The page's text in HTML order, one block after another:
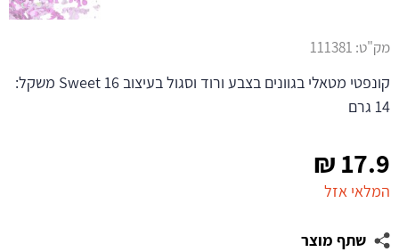
17.9
₪
המלאי אזל
שתף מוצר
מק"ט: 111381
קונפטי מטאלי בגוונים בצבע ורוד וסגול בעיצוב Sweet 16 משקל:
14 גרם